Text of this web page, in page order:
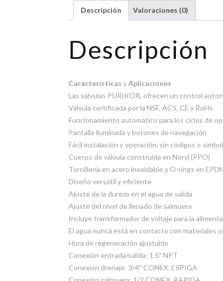
Descripción Valoraciones (0)
Descripción
Características yAplicaciones
Las válvulas PURIKOR, ofrecen un control
Válvula certificada por la NSF, ACS, CE y RoHs
Funcionamiento automático para los ciclos de
Pantalla iluminada y botones de navegación
Fácil instalación y operación, sin códigos o
Cuerpo de válvula construida en Noryl (PPO)
Tornillería en acero inoxidable y O-rings en
Diseño versátil y eficiente
Ajuste de la dureza en el agua de salida
Ajuste del nivel de llenado de salmuera
Incluye transformador de voltaje para la
El agua nunca está en contacto con materiales
Hora de regeneración ajustable
Conexión entrada/salida: 1.5″ NPT
Conexión drenaje: 3/4″ CONEX. ESPIGA